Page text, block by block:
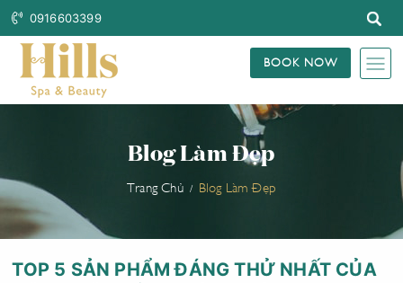
0916603399
BOOK NOW
Blog Làm Đẹp
Trang Chủ Blog Làm Đẹp
TOP 5 SẢN PHẨM ĐÁNG THỬ NHẤT CỦA